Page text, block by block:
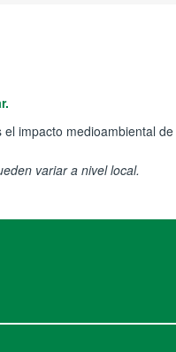
impacto medioambiental
variar a nivel local.